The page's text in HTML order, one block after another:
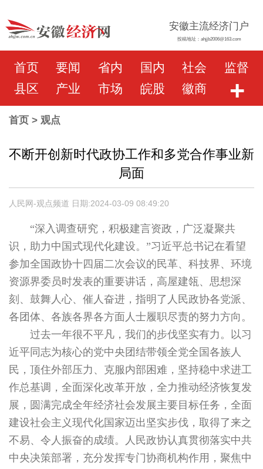
安徽主流经济门户
投稿地址：ahjjb2006@163.com
首页 要闻 省内 国内 社会
监督
县区
产业 市场 皖股 徽商 +
首页> 观点
不断开创新时代政协工作和多党合作事业新
局面
人民网-观点频道 日期:2024-03-09 08:49:20
“深入调查研究，积极建言资政，广泛凝聚共
识，助力中国式现代化建设。”习近平总书记在看望
参加全国政协十四届二次会议的民革、科技界、环境
资源界委员时发表的重要讲话，高屋建瓴、思想深
刻、鼓舞人心、催人奋进，指明了人民政协各党派、
各团体、各族各界各方面人士履职尽责的努力方向。
过去一年很不平凡，我们的步伐坚实有力。以习
近平同志为核心的党中央团结带领全党全国各族人
民，顶住外部压力、克服内部困难，坚持稳中求进工
作总基调，全面深化改革开放，全力推动经济恢复发
展，圆满完成全年经济社会发展主要目标任务，全面
建设社会主义现代化国家迈出坚实步伐，取得了来之
不易、令人振奋的成绩。人民政协认真贯彻落实中共
中央决策部署，充分发挥专门协商机构作用，聚焦中